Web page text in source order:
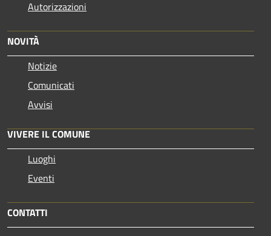
Autorizzazioni
NOVITÀ
Notizie
Comunicati
Avvisi
VIVERE IL COMUNE
Luoghi
Eventi
CONTATTI